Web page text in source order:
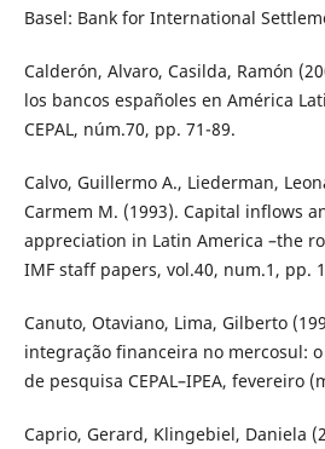
Basel: Bank for International
Calderón, Alvaro, Casilda, Ramón
los bancos españoles en América
CEPAL, núm.70, pp. 71-89.
Calvo, Guillermo A., Liederman,
Carmem M. (1993). Capital inflows
appreciation in Latin America –the
IMF staff papers, vol.40, num.1, pp.
Canuto, Otaviano, Lima, Gilberto
integração financeira no mercosul:
de pesquisa CEPAL–IPEA, fevereiro
Caprio, Gerard, Klingebiel, Daniela